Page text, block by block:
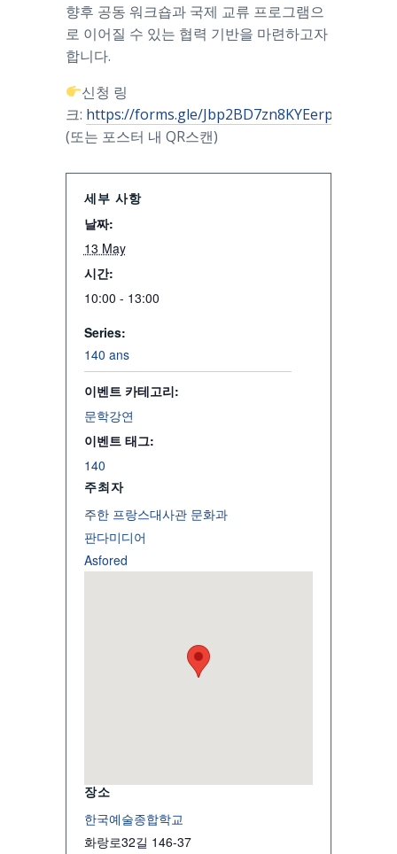
향후 공동 워크숍과 국제 교류 프로그램으
로 이어질 수 있는 협력 기반을 마련하고자
합니다.
신청 링
크: https://forms.gle/Jbp2BD7zn8KYEerp7
(또는 포스터 내 QR스캔)
세부 사항
날짜:
13 May
시간:
10:00 - 13:00
Series:
140 ans
이벤트 카테고리:
문학강연
이벤트 태그:
140
주최자
주한 프랑스대사관 문화과
판다미디어
Asfored
장소
한국예술종합학교
화랑로32길 146-37